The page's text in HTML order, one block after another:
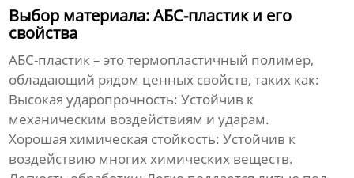
Выбор материала: АБС-пластик и его
свойства
АБС-пластик – это термопластичный полимер,
обладающий рядом ценных свойств, таких как:
Высокая ударопрочность: Устойчив к
механическим воздействиям и ударам.
Хорошая химическая стойкость: Устойчив к
воздействию многих химических веществ.